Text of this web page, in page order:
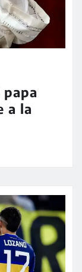
a la